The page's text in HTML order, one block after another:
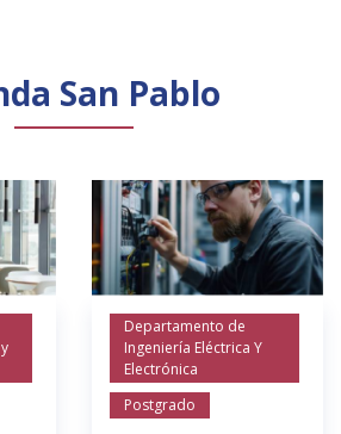
San Pablo
Departamento de
Ingeniería Eléctrica Y
Electrónica
Postgrado